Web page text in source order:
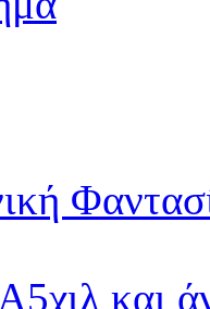
5χιλ και